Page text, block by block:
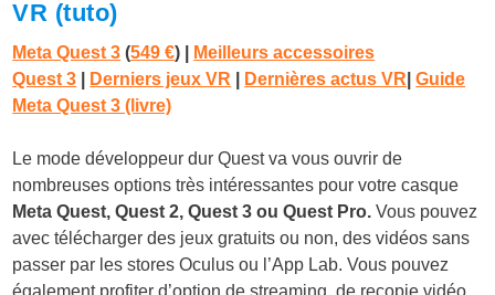
VR (tuto)
Meta Quest 3 (549 €)
Meilleurs accessoires
Quest 3
Derniers jeux VR Dernières actus VR |Guide
Meta Quest 3 (livre)
Le mode développeur dur Quest va vous ouvrir de
nombreuses options très intéressantes pour votre casque
Meta Quest, Quest 2, Quest 3 ou Quest Pro. Vous pouvez
avec télécharger des jeux gratuits ou non, des vidéos sans
passer par les stores Oculus ou l’App Lab. Vous pouvez